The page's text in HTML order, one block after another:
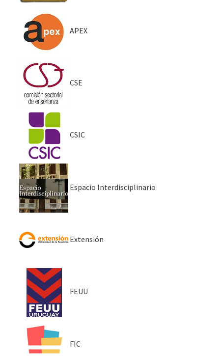
APEX
CSE
CSIC
Espacio Interdisciplinario
Extensión
FEUU
FIC